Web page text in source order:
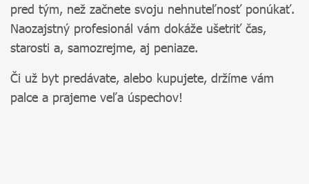
pred tým, než začnete svoju nehnuteľnosť ponúkať.
Naozajstný profesionál vám dokáže ušetriť čas,
starosti a, samozrejme, aj peniaze.
Či už byt predávate, alebo kupujete, držíme vám
palce a prajeme veľa úspechov!